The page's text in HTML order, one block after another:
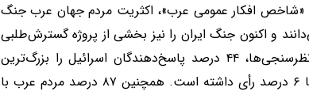
افکار عمومی عرب»، اکثریت مردم جهان عرب جنگ
و اکنون جنگ ایران را نیز بخشی از پروژه گسترش‌طلبی
اسرائیل در منطقه تلقی می‌کنند؛ در یکی از نظرسنجی‌ها، ۴۴ درصد پاسخ‌دهندگان اسرائیل را بزرگ‌ترین
تهدید منطقه دانسته‌اند، در حالی که ایران تنها ۶ درصد رأی داشته است. همچنین ۸۷ درصد مردم عرب با